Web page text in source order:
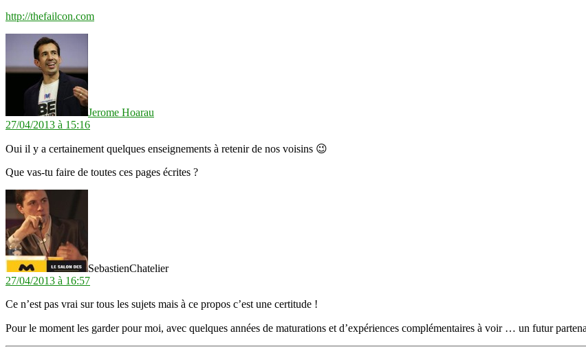
http://thefailcon.com
Jerome Hoarau
27/04/2013 à 15:16
Oui il y a certainement quelques enseignements à retenir de nos voisins 😉
Que vas-tu faire de toutes ces pages écrites ?
SebastienChatelier
27/04/2013 à 16:57
Ce n’est pas vrai sur tous les sujets mais à ce propos c’est une certitude !
Pour le moment les garder pour moi, avec quelques années de maturations et d’expériences complémentaires à voir … un futur